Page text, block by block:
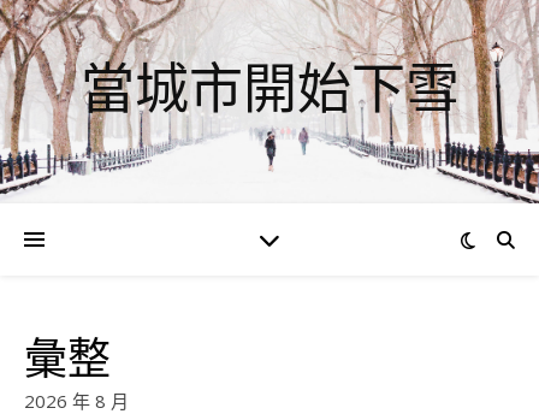
當城市開始下雪
彙整
2026 年 8 月